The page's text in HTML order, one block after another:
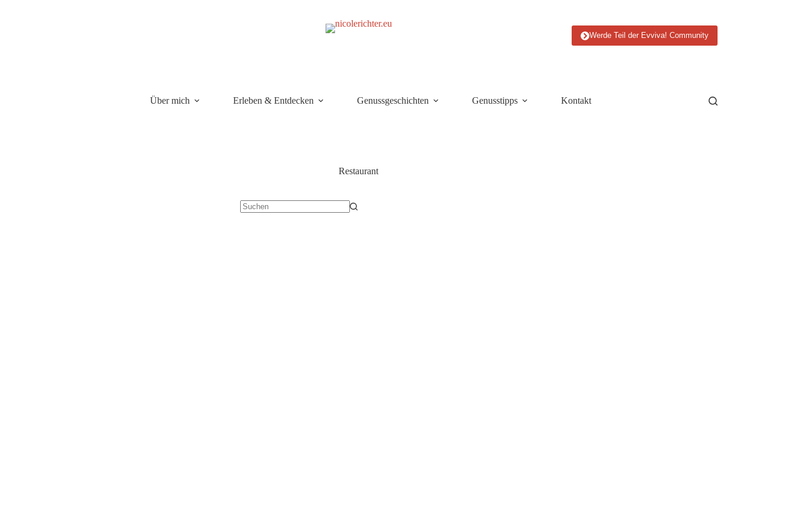
Werde Teil der Evviva! Community
Über mich Erleben & Entdecken Genussgeschichten Genusstipps Kontakt
Restaurant